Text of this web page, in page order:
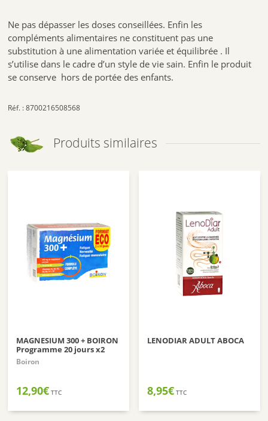
Ne pas dépasser les doses conseillées. Enfin les
compléments alimentaires ne constituent pas une
substitution à une alimentation variée et équilibrée . Il
s’utilise dans le cadre d’un style de vie sain. Enfin le produit
se conserve hors de portée des enfants.
Réf. : 8700216508568
Produits similaires
MAGNESIUM 300 + BOIRON
Programme 20 jours x2
Boiron
12,90€ TTC
LENODIAR ADULT ABOCA
8,95€ TTC